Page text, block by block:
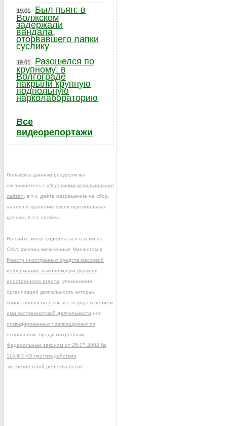
19.01
Был пьян: в
Волжском
задержали
вандала,
оторвавшего лапки
суслику
19.01
Разошелся по
крупному: в
Волгограде
накрыли крупную
подпольную
нарколабораторию
Все
видеорепортажи
Пользуясь данным ресурсом вы
соглашаетесь с «Условиями использования
сайта» , в т.ч. даёте разрешение на сбор,
анализ и хранение своих персональных
данных, в т.ч. cookies.
На сайте могут содержаться ссылки на
СМИ, физлиц включённые Минюстом в
Реестр иностранных средств массовой
информации, выполняющих функции
иностранного агента , упоминания
организаций деятельность которых
приостановлена в связи с осуществлением
ими экстремистской деятельности или
ликвидированных / запрещённых по
основаниям, предусмотренным
Федеральным законом от 25.07.2002 №
114-ФЗ «О противодействии
экстремистской деятельности»